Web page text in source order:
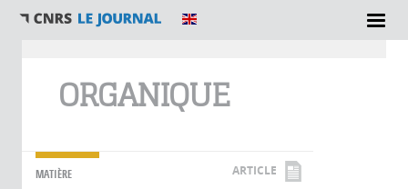
ORGANIQUE
MATIÈRE ARTICLE